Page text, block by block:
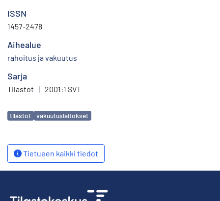
ISSN
1457-2478
Aihealue
rahoitus ja vakuutus
Sarja
Tilastot | 2001:1 SVT
Avainsanat
tilastot vakuutuslaitokset
Tietueen kaikki tiedot